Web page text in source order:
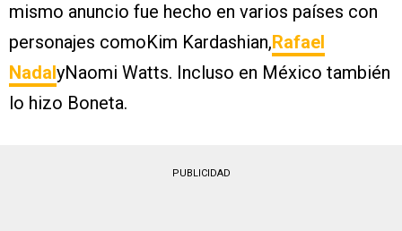
mismo anuncio fue hecho en varios países con
personajes comoKim Kardashian,Rafael
NadalyNaomi Watts. Incluso en México también
lo hizo Boneta.
PUBLICIDAD